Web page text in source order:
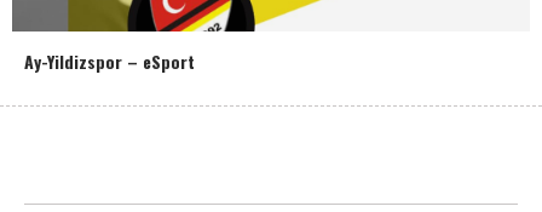
Ay-Yildizspor – eSport